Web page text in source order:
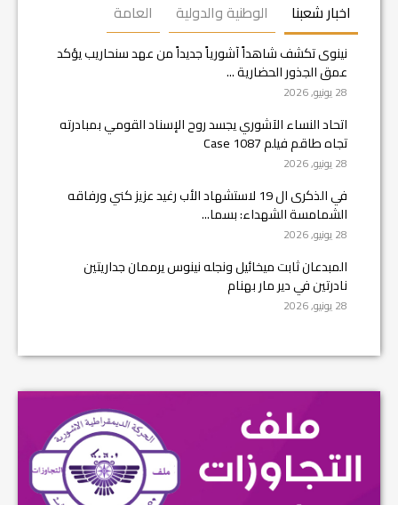
اخبار شعبنا الوطنية والدولية العامة
نينوى تكشف شاهداً آشورياً جديداً من عهد سنحاريب يؤكد
عمق الجذور الحضارية ...
28 يونيو, 2026
اتحاد النساء الآشوري يجسد روح الإسناد القومي بمبادرته
تجاه طاقم فيلم Case 1087
28 يونيو, 2026
في الذكرى ال 19 لاستشهاد الأب رغيد عزيز كني ورفاقه
الشمامسة الشهداء: بسما...
28 يونيو, 2026
المبدعان ثابت ميخائيل ونجله نينوس يرممان جداريتين
نادرتين في دير مار بهنام
28 يونيو, 2026